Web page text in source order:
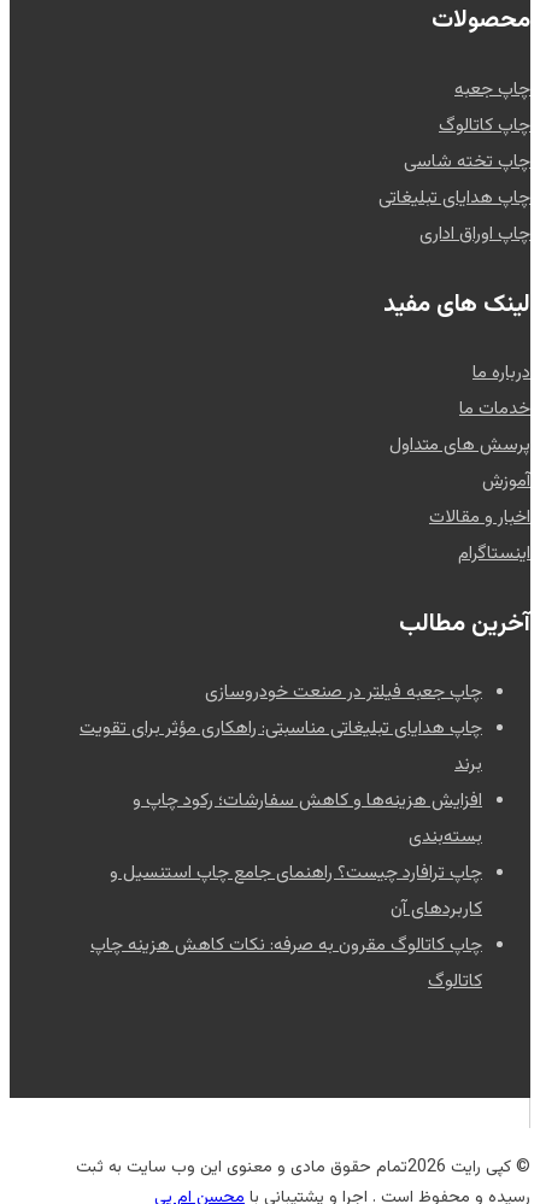
محصولات
چاپ جعبه
چاپ کاتالوگ
چاپ تخته شاسی
چاپ هدایای تبلیغاتی
چاپ اوراق اداری
لینک های مفید
درباره ما
خدمات ما
پرسش های متداول
آموزش
اخبار و مقالات
اینستاگرام
آخرین مطالب
چاپ جعبه فیلتر در صنعت خودروسازی
چاپ هدایای تبلیغاتی مناسبتی: راهکاری مؤثر برای تقویت
برند
افزایش هزینه‌ها و کاهش سفارشات؛ رکود چاپ و
بسته‌بندی
چاپ ترافارد چیست؟ راهنمای جامع چاپ استنسیل و
کاربردهای آن
چاپ کاتالوگ مقرون به صرفه: نکات کاهش هزینه چاپ
کاتالوگ
© کپی رایت 2026تمام حقوق مادی و معنوی این وب سایت به ثبت
رسیده و محفوظ است . اجرا و پشتیبانی بامحسن ام پی